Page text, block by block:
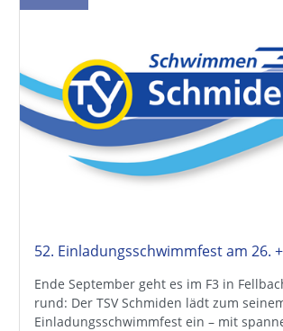
52. Einladungsschwimmfest am 26.
Ende September geht es im F3 in
rund: Der TSV Schmiden lädt zum
Einladungsschwimmfest ein – mit